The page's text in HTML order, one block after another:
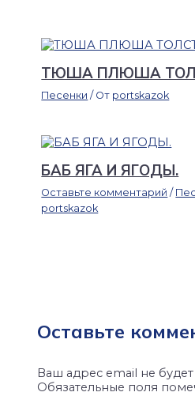
ТЮША ПЛЮША
Песенки / От portskazok
БАБ ЯГА И ЯГОДЫ.
Оставьте комментарий /
portskazok
Оставьте
Ваш адрес email не
Обязательные поля